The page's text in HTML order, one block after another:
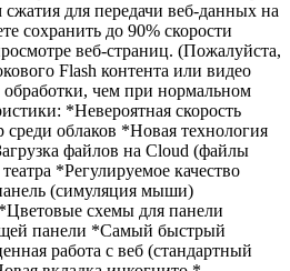
для передачи веб-данных на
сохранить до 90% скорости
веб-страниц. (Пожалуйста,
Flash контента или видео
обработки, чем при нормальном
*Невероятная скорость
облаков *Новая технология
файлов на Cloud (файлы
*Регулируемое качество
(симуляция мыши)
схемы для панели
панели *Самый быстрый
работа с веб (стандартный